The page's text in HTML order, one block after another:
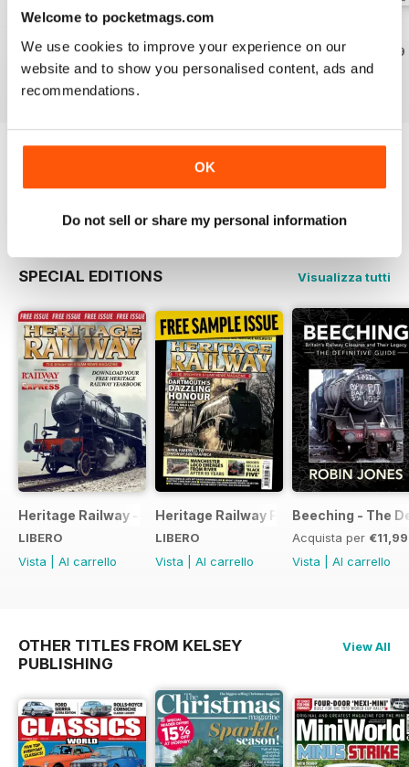
Welcome to pocketmags.com
We use cookies to improve your experience on our
website and to show you personalised content, ads and
recommendations.
OK
Do not sell or share my personal information
Acquista per€5,99
Vista|Al carrello
Issue 346
Acquista per €5,99
Vista |Al carrello
Acquista per
€5,99
Vista |Al carrello
campione gratuito
SPECIAL EDITIONS Visualizza tutti
Heritage Railway - Special Issue - FREE
LIBERO
Vista
Al carrello
Heritage Railway Free Sample Issue
LIBERO
Vista
Al carrello
Beeching - The
Acquista per €11,99
Vista
Al carrello
OTHER TITLES FROM KELSEY
PUBLISHING
View All